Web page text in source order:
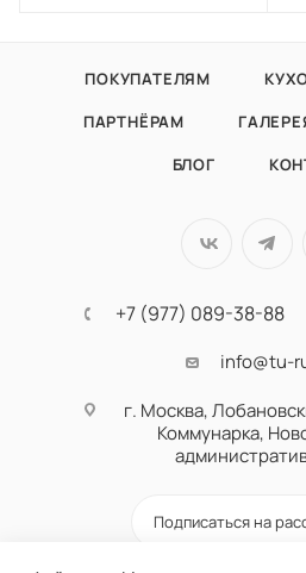
ПОКУПАТЕЛЯМ
ПАРТНЁРАМ
БЛОГ
+7 (977) 089-38-88
info@tu-
г. Москва,
Коммунарка,
Подписаться на